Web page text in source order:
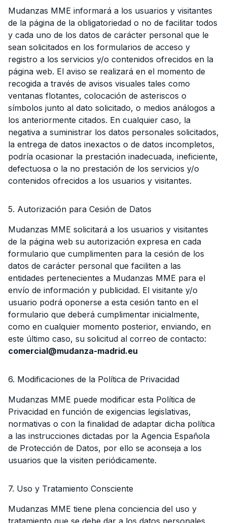
Mudanzas MME informará a los usuarios y visitantes
de la página de la obligatoriedad o no de facilitar todos
y cada uno de los datos de carácter personal que le
sean solicitados en los formularios de acceso y
registro a los servicios y/o contenidos ofrecidos en la
página web. El aviso se realizará en el momento de
recogida a través de avisos visuales tales como
ventanas flotantes, colocación de asteriscos o
símbolos junto al dato solicitado, o medios análogos a
los anteriormente citados. En cualquier caso, la
negativa a suministrar los datos personales solicitados,
la entrega de datos inexactos o de datos incompletos,
podría ocasionar la prestación inadecuada, ineficiente,
defectuosa o la no prestación de los servicios y/o
contenidos ofrecidos a los usuarios y visitantes.
5. Autorización para Cesión de Datos
Mudanzas MME solicitará a los usuarios y visitantes
de la página web su autorización expresa en cada
formulario que cumplimenten para la cesión de los
datos de carácter personal que faciliten a las
entidades pertenecientes a Mudanzas MME para el
envío de información y publicidad. El visitante y/o
usuario podrá oponerse a esta cesión tanto en el
formulario que deberá cumplimentar inicialmente,
como en cualquier momento posterior, enviando, en
este último caso, su solicitud al correo de contacto:
comercial@mudanza-madrid.eu
6. Modificaciones de la Política de Privacidad
Mudanzas MME puede modificar esta Política de
Privacidad en función de exigencias legislativas,
normativas o con la finalidad de adaptar dicha política
a las instrucciones dictadas por la Agencia Española
de Protección de Datos, por ello se aconseja a los
usuarios que la visiten periódicamente.
7. Uso y Tratamiento Consciente
Mudanzas MME tiene plena conciencia del uso y
tratamiento que se debe dar a los datos personales